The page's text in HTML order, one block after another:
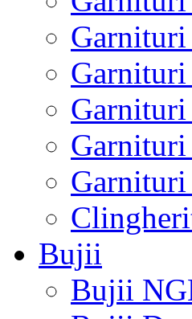
Garnituri
Garnituri
Garnituri
Bujii
Bujii